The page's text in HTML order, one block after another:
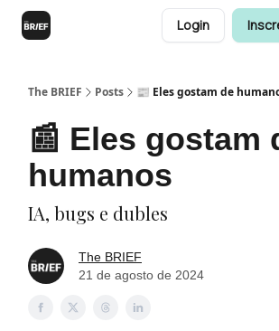
Login
The BRIEF Posts 📰 Eles gostam de
📰 Eles gostam
humanos
IA, bugs e dubles
The BRIEF
21 de agosto de 2024